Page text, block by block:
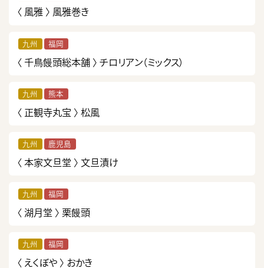
〈 風雅 〉 風雅巻き
九州 福岡
〈 千鳥饅頭総本舗 〉 チロリアン（ミックス）
九州 熊本
〈 正観寺丸宝 〉 松風
九州 鹿児島
〈 本家文旦堂 〉 文旦漬け
九州 福岡
〈 湖月堂 〉 栗饅頭
九州 福岡
〈 えくぼや 〉 おかき